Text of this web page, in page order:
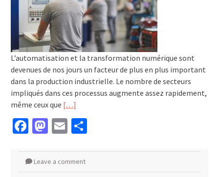
L’automatisation et la transformation numérique sont
devenues de nos jours un facteur de plus en plus important
dans la production industrielle. Le nombre de secteurs
impliqués dans ces processus augmente assez rapidement,
même ceux que […]
Facebook
Mastodon
EmailPartager
Leave a comment